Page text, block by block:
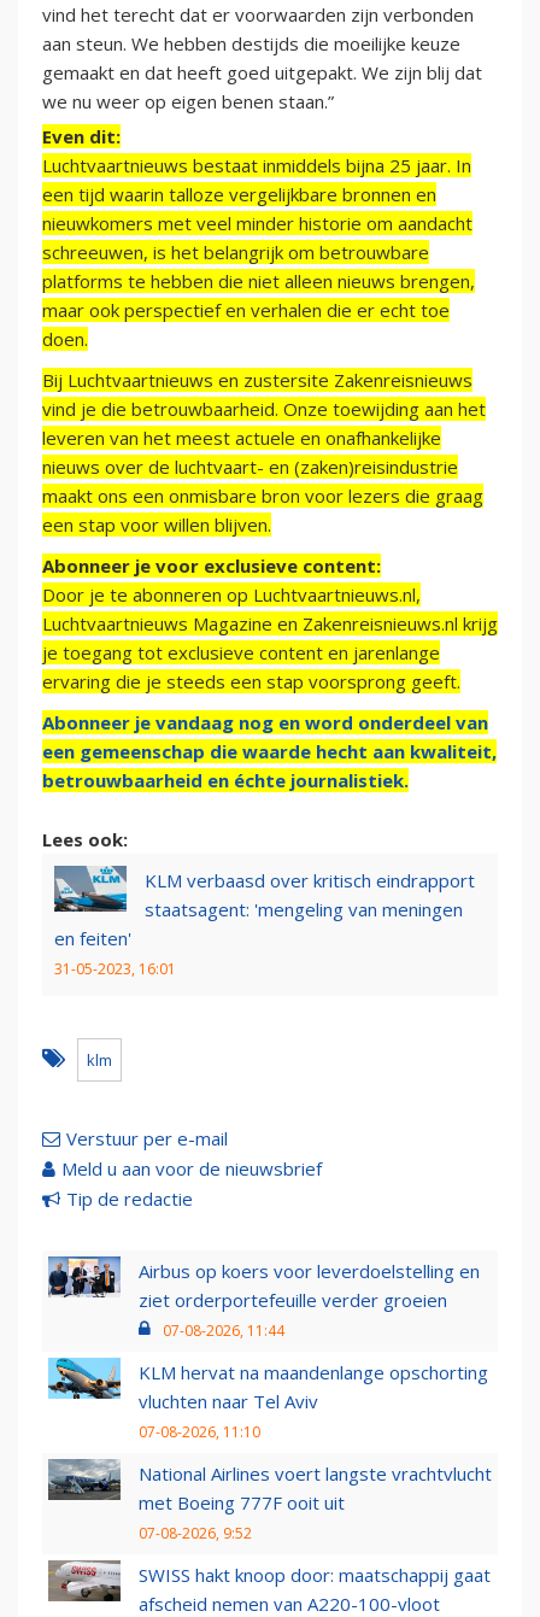
vind het terecht dat er voorwaarden zijn verbonden
aan steun. We hebben destijds die moeilijke keuze
gemaakt en dat heeft goed uitgepakt. We zijn blij dat
we nu weer op eigen benen staan.”
Even dit:
Luchtvaartnieuws bestaat inmiddels bijna 25 jaar. In
een tijd waarin talloze vergelijkbare bronnen en
nieuwkomers met veel minder historie om aandacht
schreeuwen, is het belangrijk om betrouwbare
platforms te hebben die niet alleen nieuws brengen,
maar ook perspectief en verhalen die er echt toe
doen.
Bij Luchtvaartnieuws en zustersite Zakenreisnieuws
vind je die betrouwbaarheid. Onze toewijding aan het
leveren van het meest actuele en onafhankelijke
nieuws over de luchtvaart- en (zaken)reisindustrie
maakt ons een onmisbare bron voor lezers die graag
een stap voor willen blijven.
Abonneer je voor exclusieve content:
Door je te abonneren op Luchtvaartnieuws.nl,
Luchtvaartnieuws Magazine en Zakenreisnieuws.nl krijg
je toegang tot exclusieve content en jarenlange
ervaring die je steeds een stap voorsprong geeft.
Abonneer je vandaag nog en word onderdeel van
een gemeenschap die waarde hecht aan kwaliteit,
betrouwbaarheid en échte journalistiek.
Lees ook:
KLM verbaasd over kritisch eindrapport
staatsagent: 'mengeling van meningen
en feiten'
31-05-2023, 16:01
klm
Verstuur per e-mail
Meld u aan voor de nieuwsbrief
Tip de redactie
Airbus op koers voor leverdoelstelling en
ziet orderportefeuille verder groeien
07-08-2026, 11:44
KLM hervat na maandenlange opschorting
vluchten naar Tel Aviv
07-08-2026, 11:10
National Airlines voert langste vrachtvlucht
met Boeing 777F ooit uit
07-08-2026, 9:52
SWISS hakt knoop door: maatschappij gaat
afscheid nemen van A220-100-vloot